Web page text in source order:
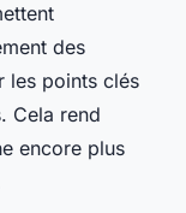
des
les points clés
Cela rend
encore plus